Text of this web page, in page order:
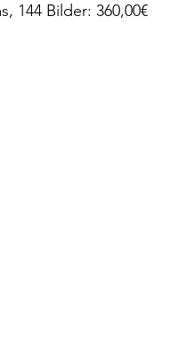
144 Bilder: 360,00€